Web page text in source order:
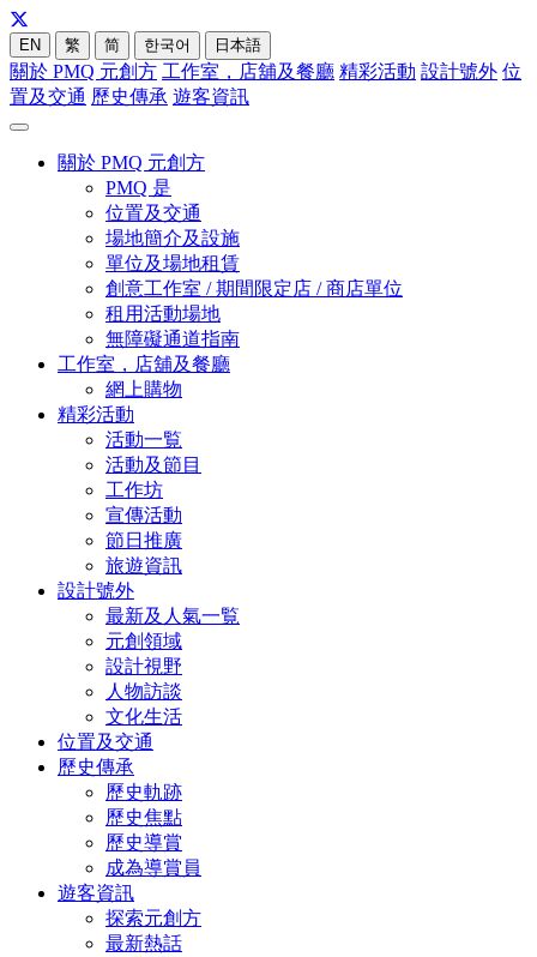
EN 繁 简 한국어 日本語
關於 PMQ 元創方 工作室，店舖及餐廳 精彩活動 設計號外 位
置及交通 歷史傳承 遊客資訊
關於 PMQ 元創方
PMQ 是
位置及交通
場地簡介及設施
單位及場地租賃
創意工作室 / 期間限定店 / 商店單位
租用活動場地
無障礙通道指南
工作室，店舖及餐廳
網上購物
精彩活動
活動一覧
活動及節目
工作坊
宣傳活動
節日推廣
旅遊資訊
設計號外
最新及人氣一覧
元創領域
設計視野
人物訪談
文化生活
位置及交通
歷史傳承
歷史軌跡
歷史焦點
歷史導賞
成為導賞員
遊客資訊
探索元創方
最新熱話